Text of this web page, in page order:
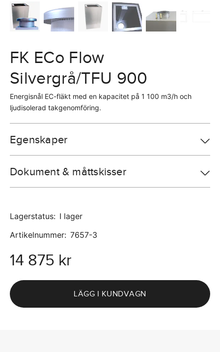
FK ECo Flow
Silvergrå/TFU 900
Energisnål EC-fläkt med en kapacitet på 1 100 m3/h och
ljudisolerad takgenomföring.
Egenskaper
Dokument & måttskisser
Lagerstatus: I lager
Artikelnummer: 7657-3
14 875 kr
LÄGG I KUNDVAGN